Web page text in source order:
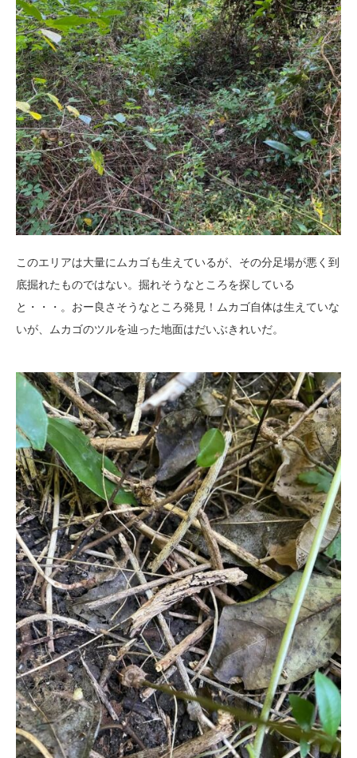
このエリアは大量にムカゴも生えているが、その分足場が悪く到
底掘れたものではない。掘れそうなところを探している
と・・・。おー良さそうなところ発見！ムカゴ自体は生えていな
いが、ムカゴのツルを辿った地面はだいぶきれいだ。